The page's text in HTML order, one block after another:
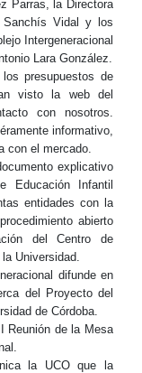
Parras, la Directora
Sanchís Vidal y los
Intergeneracional
Lara González.
presupuestos de
visto la web del
con nosotros.
informativo,
con el mercado.
explicativo
Educación Infantil
entidades con la
abierto
del Centro de
Universidad.
difunde en
del Proyecto del
de Córdoba.
Reunión de la Mesa
la UCO que la